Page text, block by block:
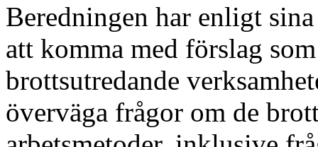
Beredningen har enligt
att komma med förslag
brottsutredande
överväga frågor om de